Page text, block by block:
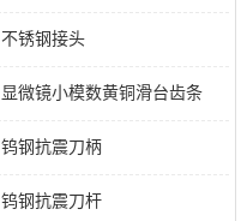
不锈钢接头
显微镜小模数黄铜滑台齿条
钨钢抗震刀柄
钨钢抗震刀杆